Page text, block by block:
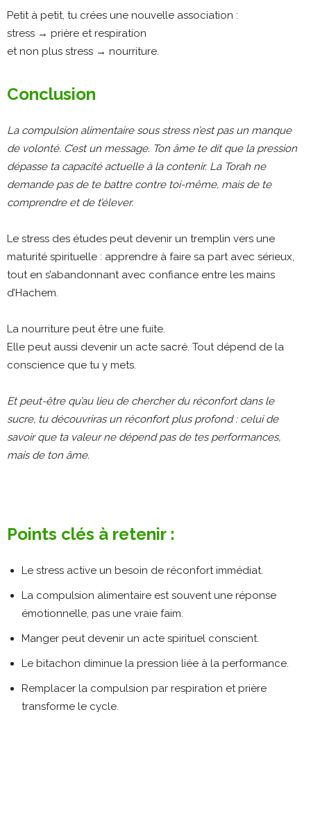
Petit à petit, tu crées une nouvelle association :
stress → prière et respiration
et non plus stress → nourriture.
Conclusion
La compulsion alimentaire sous stress n’est pas un manque
de volonté. C’est un message. Ton âme te dit que la pression
dépasse ta capacité actuelle à la contenir. La Torah ne
demande pas de te battre contre toi-même, mais de te
comprendre et de t’élever.
Le stress des études peut devenir un tremplin vers une
maturité spirituelle : apprendre à faire sa part avec sérieux,
tout en s’abandonnant avec confiance entre les mains
d’Hachem.
La nourriture peut être une fuite.
Elle peut aussi devenir un acte sacré. Tout dépend de la
conscience que tu y mets.
Et peut-être qu’au lieu de chercher du réconfort dans le
sucre, tu découvriras un réconfort plus profond : celui de
savoir que ta valeur ne dépend pas de tes performances,
mais de ton âme.
Points clés à retenir :
Le stress active un besoin de réconfort immédiat.
La compulsion alimentaire est souvent une réponse
émotionnelle, pas une vraie faim.
Manger peut devenir un acte spirituel conscient.
Le bitachon diminue la pression liée à la performance.
Remplacer la compulsion par respiration et prière
transforme le cycle.